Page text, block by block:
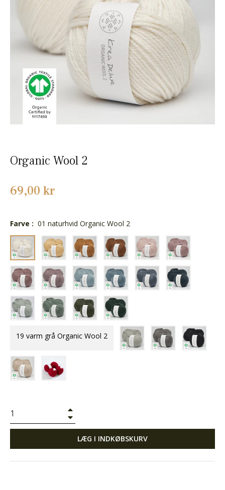
Organic Wool 2
Normalpris
69,00 kr
Farve : 01 naturhvid Organic Wool 2
19 varm grå Organic Wool 2
LÆG I INDKØBSKURV